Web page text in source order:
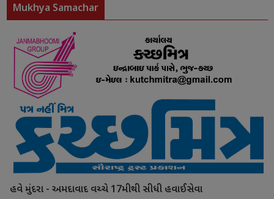
Mukhya Samachar
હવે મુંદરા - અમદાવાદ વચ્ચે 17મીથી સીધી હવાઈસેવા